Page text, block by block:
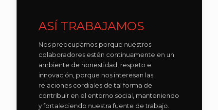
ASÍ TRABAJAMOS
Nos preocupamos porque nuestros
colaboradores estén continuamente en un
ambiente de honestidad, respeto e
innovación, porque nos interesan las
relaciones cordiales de tal forma de
contribuir en el entorno social, manteniendo
y fortaleciendo nuestra fuente de trabajo.